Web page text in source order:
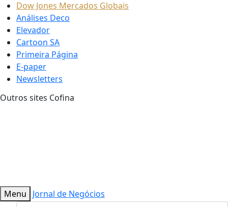
Dow Jones Mercados Globais
Análises Deco
Elevador
Cartoon SA
Primeira Página
E-paper
Newsletters
Outros sites Cofina
Menu Jornal de Negócios